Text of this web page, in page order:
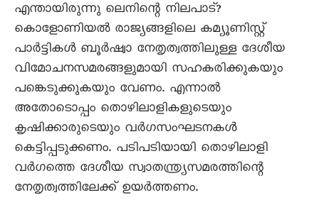
എന്തായിരുന്നു ലെനിന്റെ നിലപാട്?
കൊളോണിയൽ രാജ്യങ്ങളിലെ കമ്യൂണിസ്റ്റ്
പാർട്ടികൾ ബൂർഷ്വാ നേതൃത്വത്തിലുള്ള ദേശീയ
വിമോചനസമരങ്ങളുമായി സഹകരിക്കുകയും
പങ്കെടുക്കുകയും വേണം. എന്നാൽ
അതോടൊപ്പം തൊഴിലാളികളുടെയും
കൃഷിക്കാരുടെയും വർഗസംഘടനകൾ
കെട്ടിപ്പടുക്കണം. പടിപടിയായി തൊഴിലാളി
വർഗത്തെ ദേശീയ സ്വാതന്ത്ര്യസമരത്തിന്റെ
നേതൃത്വത്തിലേക്ക് ഉയർത്തണം.